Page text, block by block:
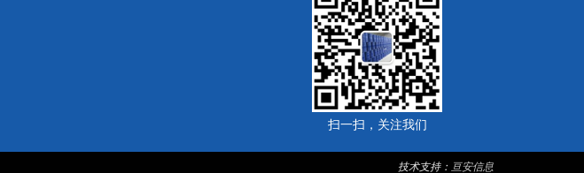
扫一扫，关注我们
技术支持： 亘安信息